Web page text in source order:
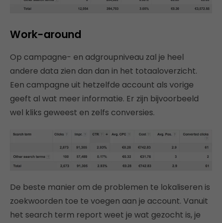
Work-around
Op campagne- en adgroupniveau zal je heel
andere data zien dan dan in het totaaloverzicht.
Een campagne uit hetzelfde account als vorige
geeft al wat meer informatie. Er zijn bijvoorbeeld
wel kliks geweest en zelfs conversies.
De beste manier om de problemen te lokaliseren is
zoekwoorden toe te voegen aan je account. Vanuit
het search term report weet je wat gezocht is, je